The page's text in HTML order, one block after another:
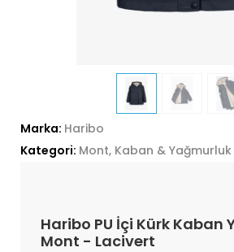
Marka: Haribo
Kategori: Mont, Kaban & Yağmurluk
Haribo PU İçi Kürk Kaban
Mont - Lacivert